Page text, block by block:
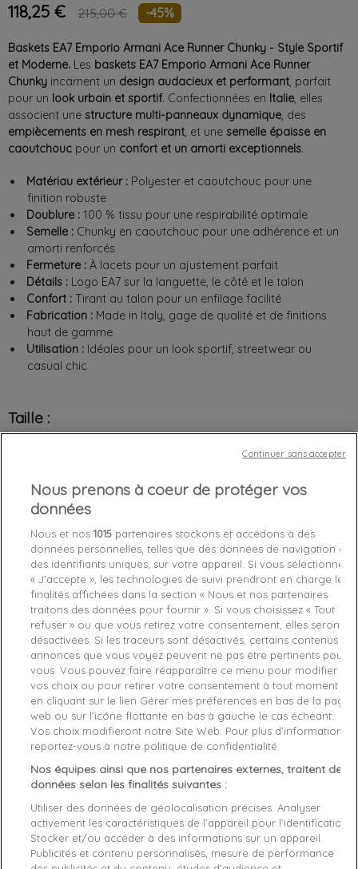
118,25 € 215,00 € -45%
Baskets EA7 Emporio Armani Ace Runner Chunky - Style Sportif
et Moderne. Les baskets EA7 Emporio Armani Ace Runner
Chunky incarnent un design audacieux et performant, parfait
pour un look urbain et sportif. Confectionnées en Italie, elles
associent une structure multi-panneaux dynamique, des
empiècements en mesh respirant, et une semelle épaisse en
caoutchouc pour un confort et un amorti exceptionnels.
Matériau extérieur : Polyester et caoutchouc pour une
finition robuste
Doublure : 100 % tissu pour une respirabilité optimale
Semelle : Chunky en caoutchouc pour une adhérence et un
amorti renforcés
Fermeture : À lacets pour un ajustement parfait
Détails : Logo EA7 sur la languette, le côté et le talon
Confort : Tirant au talon pour un enfilage facilité
Fabrication : Made in Italy, gage de qualité et de finitions
haut de gamme
Utilisation : Idéales pour un look sportif, streetwear ou
casual chic
Taille :
Chez vous entre lemardi 11/08/26et lemercredi 12/08/26
Derniers articles en stock
Je craque ! favorite_border
Livraison gratuite *
Retours sous 100 jours
Produit certifié authentique
Caractéristiques produit
Description Détails du produit Avis Vérifiés(1)
Fabriquant
Nous prenons à coeur de protéger vos
données
Nous et nos1015 partenaires stockons et accédons à des
données personnelles, telles que des données de navigation ou
des identifiants uniques, sur votre appareil. Si vous sélectionnez
« J’accepte », les technologies de suivi prendront en charge les
finalités affichées dans la section « Nous et nos partenaires
traitons des données pour fournir ». Si vous choisissez « Tout
refuser » ou que vous retirez votre consentement, elles seront
désactivées. Si les traceurs sont désactivés, certains contenus et
annonces que vous voyez peuvent ne pas être pertinents pour
vous. Vous pouvez faire réapparaître ce menu pour modifier
vos choix ou pour retirer votre consentement à tout moment
en cliquant sur le lien Gérer mes préférences en bas de la page
web ou sur l’icône flottante en bas à gauche le cas échéant.
Vos choix modifieront notre Site Web. Pour plus d’informations,
reportez-vous à notre politique de confidentialité.
Nos équipes ainsi que nos partenaires externes, traitent des
données selon les finalités suivantes :
Utiliser des données de géolocalisation précises. Analyser
activement les caractéristiques de l’appareil pour l’identification.
Stocker et/ou accéder à des informations sur un appareil.
Publicités et contenu personnalisés, mesure de performance
Continuer sans accepter